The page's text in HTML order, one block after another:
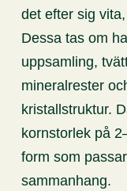
det efter sig
Dessa tas om
uppsamling,
mineralrester
kristallstruktur.
kornstorlek på
form som
sammanhang.